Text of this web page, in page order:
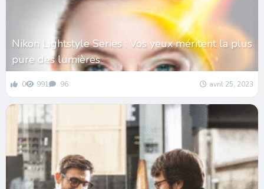
Nikon Lightstyle Series : Vos yeux méritent la plus
pure des lumières
0 991 96 avril 25, 2023